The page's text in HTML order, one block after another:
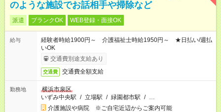
のような施設でお話相手や掃除など
派遣 ブランクOK WEB登録・面接OK
給与
経験者時給1900円～ 介護福祉士時給1950円～ ★日払い/週払
いOK
交通費別途支給あり
交通費 交通費全額支給
勤務地
横浜市泉区
いずみ中央駅 / 立場駅 / 緑園都市駅 / …
介護施設や病院 ※ご自宅近辺からご案内可能